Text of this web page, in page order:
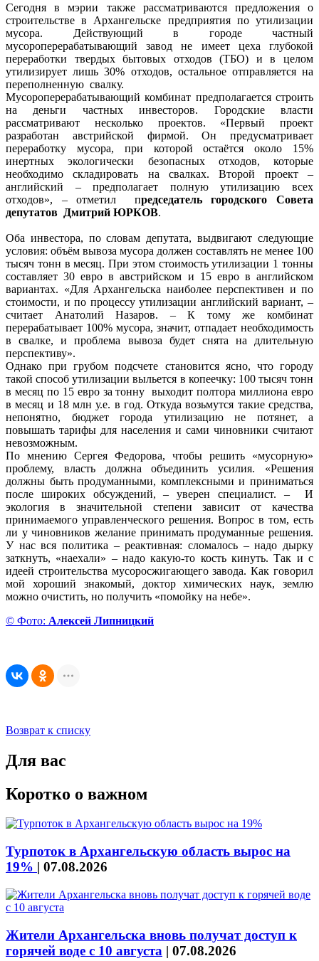
Сегодня в мэрии также рассматриваются предложения о
строительстве в Архангельске предприятия по утилизации
мусора. Действующий в городе частный
мусороперерабатывающий завод не имеет цеха глубокой
переработки твердых бытовых отходов (ТБО) и в целом
утилизирует лишь 30% отходов, остальное отправляется на
переполненную свалку.
Мусороперерабатывающий комбинат предполагается строить
на деньги частных инвесторов. Городские власти
рассматривают несколько проектов. «Первый проект
разработан австрийской фирмой. Он предусматривает
переработку мусора, при которой остаётся около 15%
инертных экологически безопасных отходов, которые
необходимо складировать на свалках. Второй проект –
английский – предполагает полную утилизацию всех
отходов», – отметил председатель городского Совета
депутатов Дмитрий ЮРКОВ.
Оба инвестора, по словам депутата, выдвигают следующие
условия: объём вывоза мусора должен составлять не менее 100
тысяч тонн в месяц. При этом стоимость утилизации 1 тонны
составляет 30 евро в австрийском и 15 евро в английском
вариантах. «Для Архангельска наиболее перспективен и по
стоимости, и по процессу утилизации английский вариант, –
считает Анатолий Назаров. – К тому же комбинат
перерабатывает 100% мусора, значит, отпадает необходимость
в свалке, и проблема вывоза будет снята на длительную
перспективу».
Однако при грубом подсчете становится ясно, что городу
такой способ утилизации выльется в копеечку: 100 тысяч тонн
в месяц по 15 евро за тонну выходит полтора миллиона евро
в месяц и 18 млн у.е. в год. Откуда возьмутся такие средства,
непонятно, бюджет города утилизацию не потянет, а
повышать тарифы для населения и сами чиновники считают
невозможным.
По мнению Сергея Федорова, чтобы решить «мусорную»
проблему, власть должна объединить усилия. «Решения
должны быть продуманными, комплексными и приниматься
после широких обсуждений, – уверен специалист. – И
экология в значительной степени зависит от качества
принимаемого управленческого решения. Вопрос в том, есть
ли у чиновников желание принимать продуманные решения.
У нас вся политика – реактивная: сломалось – надо дырку
заткнуть, «наехали» – надо какую-то кость кинуть. Так и с
идеей строительства мусоросжигающего завода. Как говорил
мой хороший знакомый, доктор химических наук, землю
можно очистить, но получить «помойку на небе».
© Фото: Алексей Липницкий
Возврат к списку
Для вас
Коротко о важном
Турпоток в Архангельскую область вырос на
19% | 07.08.2026
Жители Архангельска вновь получат доступ к
горячей воде с 10 августа | 07.08.2026